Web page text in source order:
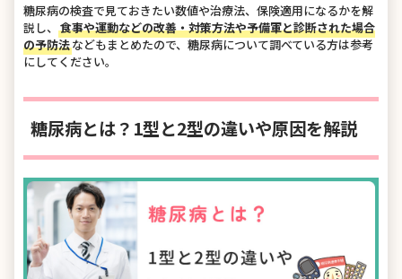
糖尿病の検査で見ておきたい数値や治療法、保険適用になるかを解
説し、 食事や運動などの改善・対策方法や予備軍と診断された場合
の予防法などもまとめたので、糖尿病について調べている方は参考
にしてください。
糖尿病とは？1型と2型の違いや原因を解説